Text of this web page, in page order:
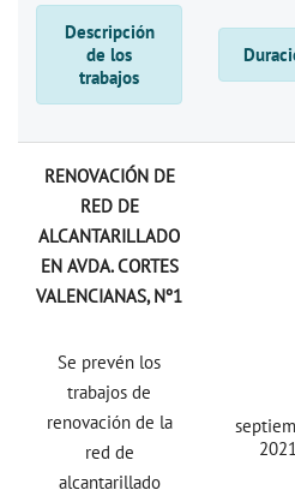
Descripción
de los
trabajos
RENOVACIÓN DE
RED DE
ALCANTARILLADO
EN AVDA. CORTES
VALENCIANAS, Nº1
Se prevén los
trabajos de
renovación de la
red de
alcantarillado
2021